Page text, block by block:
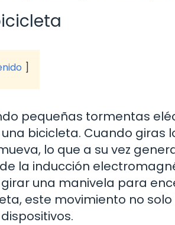
pequeñas tormentas
bicicleta. Cuando giras
lo que a su vez
la inducción
una manivela para
este movimiento no